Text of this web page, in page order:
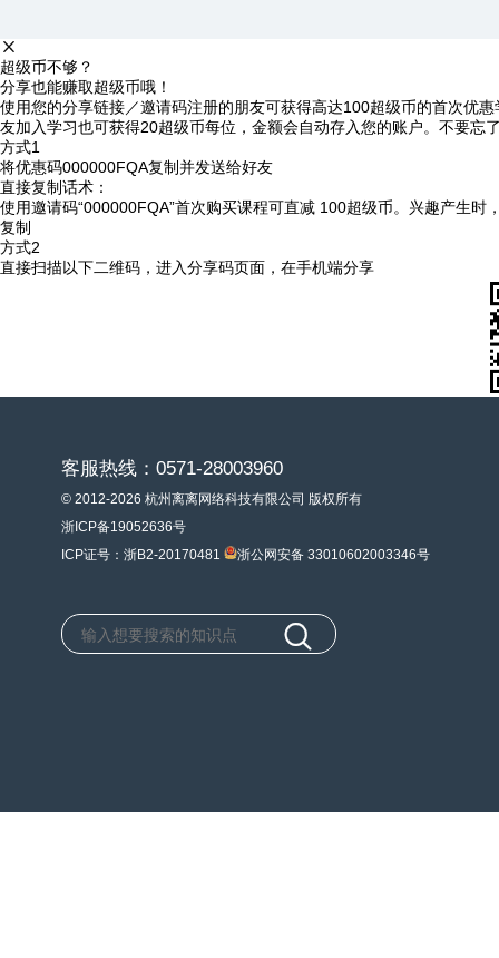
超级币不够？
分享也能赚取超级币哦！
使用您的分享链接／邀请码注册的朋友可获得高达100超级币的首次优
友加入学习也可获得20超级币每位，金额会自动存入您的账户。不要忘
方式1
将优惠码000000FQA复制并发送给好友
直接复制话术：
使用邀请码“000000FQA”首次购买课程可直减 100超级币。兴趣产生时
复制
方式2
直接扫描以下二维码，进入分享码页面，在手机端分享
客服热线：0571-28003960
© 2012-2026 杭州离离网络科技有限公司 版权所有
浙ICP备19052636号
ICP证号：浙B2-20170481
浙公网安备 33010602003346号